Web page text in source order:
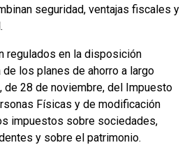
seguridad, ventajas fiscales y
regulados en la disposición
los planes de ahorro a largo
28 de noviembre, del Impuesto
Físicas y de modificación
impuestos sobre sociedades,
y sobre el patrimonio.